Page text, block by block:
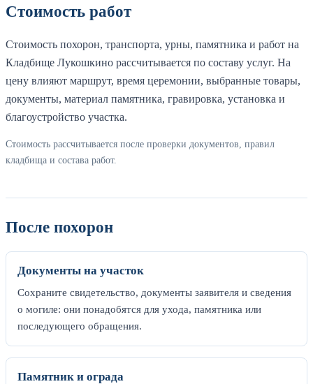
Стоимость работ
Стоимость похорон, транспорта, урны, памятника и работ на
Кладбище Лукошкино рассчитывается по составу услуг. На
цену влияют маршрут, время церемонии, выбранные товары,
документы, материал памятника, гравировка, установка и
благоустройство участка.
Стоимость рассчитывается после проверки документов, правил
кладбища и состава работ.
После похорон
Документы на участок
Сохраните свидетельство, документы заявителя и сведения
о могиле: они понадобятся для ухода, памятника или
последующего обращения.
Памятник и ограда